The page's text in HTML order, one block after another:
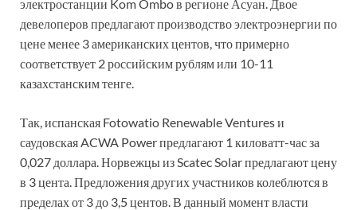
электростанции Kom Ombo в регионе Асуан. Двое
девелоперов предлагают производство электроэнергии по
цене менее 3 американских центов, что примерно
соответствует 2 российским рублям или 10-11
казахстанским тенге.
Так, испанская Fotowatio Renewable Ventures и
саудовская ACWA Power предлагают 1 киловатт-час за
0,027 доллара. Норвежцы из Scatec Solar предлагают цену
в 3 цента. Предложения других участников колеблются в
пределах от 3 до 3,5 центов. В данный момент власти